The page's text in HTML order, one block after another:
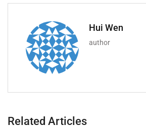
Hui Wen
author
Related Articles